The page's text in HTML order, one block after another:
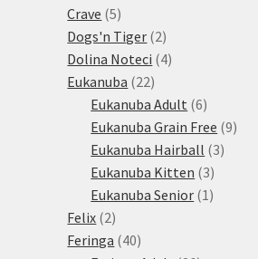
Crave 55
produktů
Dogs'n Tiger 22
produkty
Dolina Noteci 44
Eukanuba 2222
produktů
Eukanuba Adult 66
produktů
Eukanuba Grain Free 99
Eukanuba Hairball 33
Eukanuba Kitten 33
produkty
Eukanuba Senior 1 1
Felix 22
produkty
Feringa 4040